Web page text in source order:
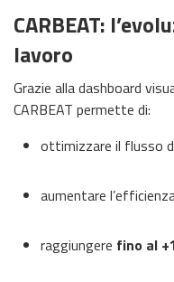
CARBEAT:
lavoro
Grazie alla dashboard
CARBEAT permette di:
ottimizzare il flusso
aumentare
raggiungere fino al